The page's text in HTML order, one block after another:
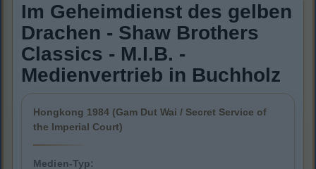
Im Geheimdienst des gelben
Drachen - Shaw Brothers
Classics - M.I.B. -
Medienvertrieb in Buchholz
Hongkong 1984 (Gam Dut Wai / Secret Service of
the Imperial Court)
Medien-Typ: